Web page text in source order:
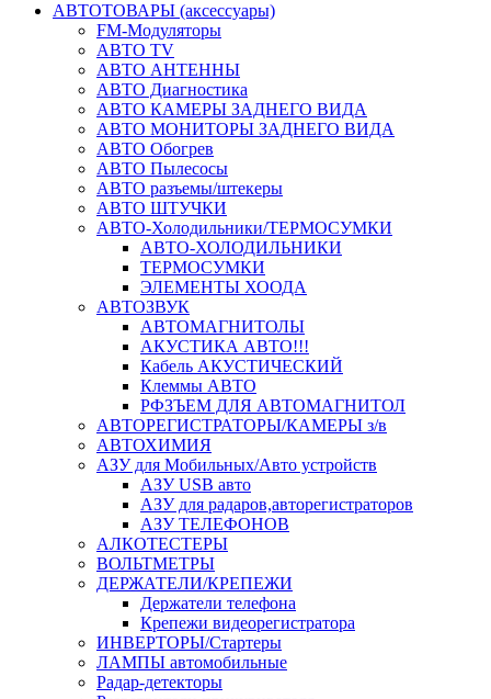
АВТОТОВАРЫ (аксессуары)
FM-Модуляторы
АВТО TV
АВТО АНТЕННЫ
АВТО Диагностика
АВТО КАМЕРЫ ЗАДНЕГО ВИДА
АВТО МОНИТОРЫ ЗАДНЕГО ВИДА
АВТО Обогрев
АВТО Пылесосы
АВТО разъемы/штекеры
АВТО ШТУЧКИ
АВТО-Холодильники/ТЕРМОСУМКИ
АВТО-ХОЛОДИЛЬНИКИ
ТЕРМОСУМКИ
ЭЛЕМЕНТЫ ХООДА
АВТОЗВУК
АВТОМАГНИТОЛЫ
АКУСТИКА АВТО!!!
Кабель АКУСТИЧЕСКИЙ
Клеммы АВТО
РФЗЪЕМ ДЛЯ АВТОМАГНИТОЛ
АВТОРЕГИСТРАТОРЫ/КАМЕРЫ з/в
АВТОХИМИЯ
АЗУ для Мобильных/Авто устройств
АЗУ USB авто
АЗУ для радаров,авторегистраторов
АЗУ ТЕЛЕФОНОВ
АЛКОТЕСТЕРЫ
ВОЛЬТМЕТРЫ
ДЕРЖАТЕЛИ/КРЕПЕЖИ
Держатели телефона
Крепежи видеорегистратора
ИНВЕРТОРЫ/Стартеры
ЛАМПЫ автомобильные
Радар-детекторы